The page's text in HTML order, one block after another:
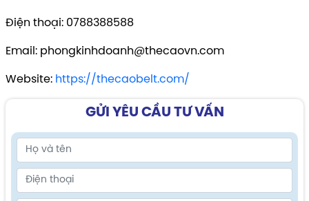
Điện thoại: 0788388588
Email: phongkinhdoanh@thecaovn.com
Website: https://thecaobelt.com/
GỬI YÊU CẦU TƯ VẤN